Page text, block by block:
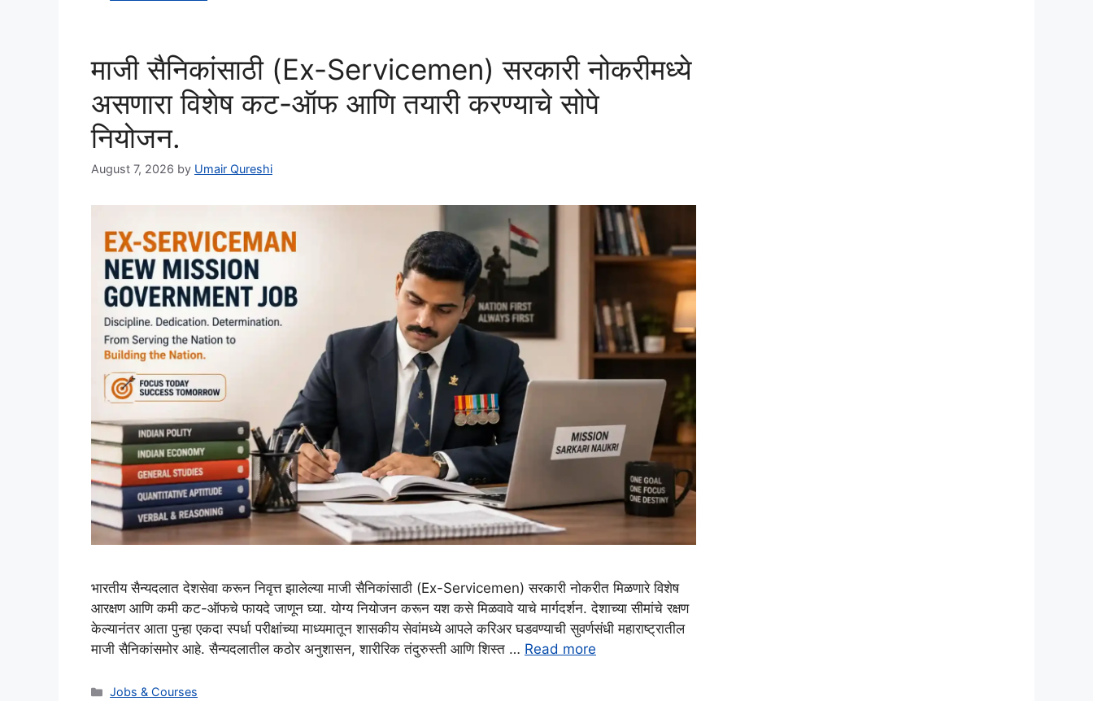
माजी सैनिकांसाठी (Ex-Servicemen) सरकारी नोकरीमध्ये
असणारा विशेष कट-ऑफ आणि तयारी करण्याचे सोपे
नियोजन.
August 7, 2026 by Umair Qureshi
भारतीय सैन्यदलात देशसेवा करून निवृत्त झालेल्या माजी सैनिकांसाठी (Ex-Servicemen) सरकारी नोकरीत मिळणारे विशेष
आरक्षण आणि कमी कट-ऑफचे फायदे जाणून घ्या. योग्य नियोजन करून यश कसे मिळवावे याचे मार्गदर्शन. देशाच्या सीमांचे रक्षण
केल्यानंतर आता पुन्हा एकदा स्पर्धा परीक्षांच्या माध्यमातून शासकीय सेवांमध्ये आपले करिअर घडवण्याची सुवर्णसंधी महाराष्ट्रातील
माजी सैनिकांसमोर आहे. सैन्यदलातील कठोर अनुशासन, शारीरिक तंदुरुस्ती आणि शिस्त … Read more
Categories
Jobs & Courses